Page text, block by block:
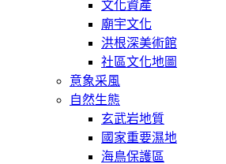
文化資產
廟宇文化
洪根深美術館
社區文化地圖
意象采風
自然生態
玄武岩地質
國家重要濕地
海鳥保護區